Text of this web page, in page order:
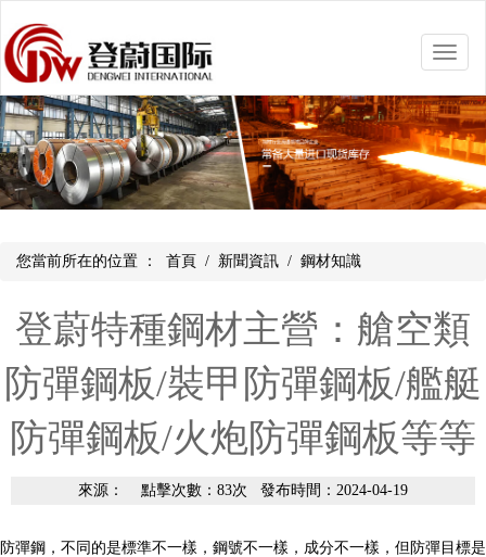
Toggle
您當前所在的位置 ： 首頁 / 新聞資訊 / 鋼材知識
登蔚特種鋼材主營：艙空類
防彈鋼板/裝甲防彈鋼板/艦艇
防彈鋼板/火炮防彈鋼板等等
來源： 點擊次數：83次 發布時間：2024-04-19
防彈鋼，不同的是標準不一樣，鋼號不一樣，成分不一樣，但防彈目標是